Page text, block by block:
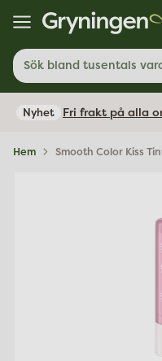
Sök bland tusentals
Nyhet Fri frakt på alla
Hem Smooth Color Kiss